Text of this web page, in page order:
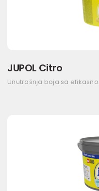
JUPOL Citro
Unutrašnja boja sa